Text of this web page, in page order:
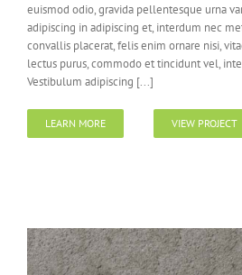
euismod odio, gravida pellentesque urna
adipiscing in adipiscing et, interdum nec
convallis placerat, felis enim ornare nisi,
lectus purus, commodo et tincidunt vel,
Vestibulum adipiscing [...]
LEARN MORE VIEW PROJECT